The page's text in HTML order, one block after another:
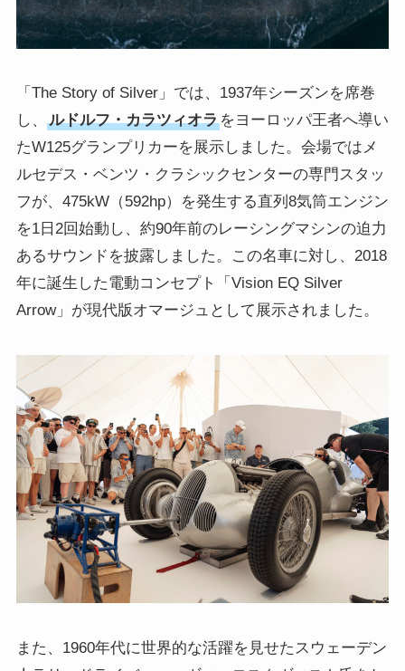
「The Story of Silver」では、1937年シーズンを席巻
し、
ルドルフ・カラツィオラをヨーロッパ王者へ導い
たW125グランプリカーを展示しました。会場ではメ
ルセデス・ベンツ・クラシックセンターの専門スタッ
フが、475kW（592hp）を発生する直列8気筒エンジン
を1日2回始動し、約90年前のレーシングマシンの迫力
あるサウンドを披露しました。この名車に対し、2018
年に誕生した電動コンセプト「Vision EQ Silver
Arrow」が現代版オマージュとして展示されました。
また、1960年代に世界的な活躍を見せたスウェーデン